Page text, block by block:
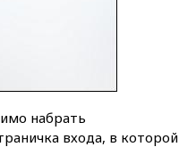
набрать
входа, в которой